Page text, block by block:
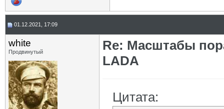
01.12.2021, 17:09
white
Продвинутый
Re: Масштабы
LADA
Цитата: